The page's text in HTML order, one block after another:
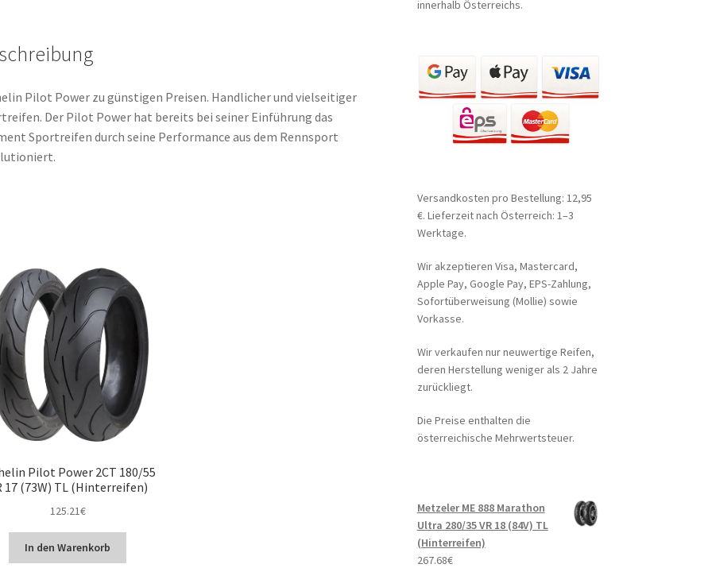
Pilot Power zu günstigen Preisen. Handlicher und vielseitiger
Der Pilot Power hat bereits bei seiner Einführung das
Sportreifen durch seine Performance aus dem Rennsport
Pilot Power 2CT 180/55
17 (73W) TL (Hinterreifen)
125.21€
In den Warenkorb
innerhalb Österreichs.
Versandkosten pro Bestellung: 12,95
€. Lieferzeit nach Österreich: 1–3
Werktage.
Wir akzeptieren Visa, Mastercard,
Apple Pay, Google Pay, EPS-Zahlung,
Sofortüberweisung (Mollie) sowie
Vorkasse.
Wir verkaufen nur neuwertige Reifen,
deren Herstellung weniger als 2 Jahre
zurückliegt.
Die Preise enthalten die
österreichische Mehrwertsteuer.
Metzeler ME 888 Marathon
Ultra 280/35 VR 18 (84V) TL
(Hinterreifen)
267.68€